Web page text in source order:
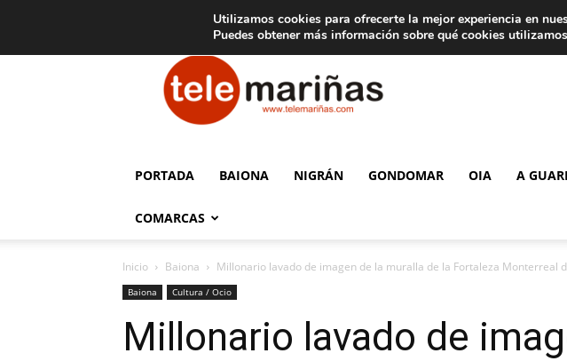
Aviso legal Tarifas de publicidad
Telemariñas
PORTADA BAIONA NIGRÁN GONDOMAR OIA A
COMARCAS
Inicio Baiona Millonario lavado de imagen de la muralla de la Fortaleza Monterreal
Baiona Cultura / Ocio
Millonario lavado de
Utilizamos cookies para ofrecerte la mejor experiencia en
Puedes obtener más información sobre qué cookies